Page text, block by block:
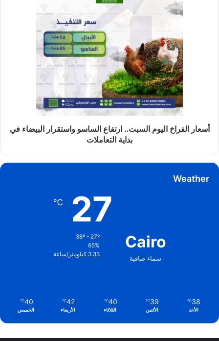
أسعار الفراخ اليوم السبت.. ارتفاع الساسو واستقرار البيضاء في
بداية التعاملات
Weather
Cairo
سماء صافية
27
℃
38º - 27º
65%
3.33 كيلومتر/ساعة
38
℃
الأحد
39
℃
الأثنين
40
℃
الثلاثاء
42
℃
الأربعاء
40
℃
الخميس